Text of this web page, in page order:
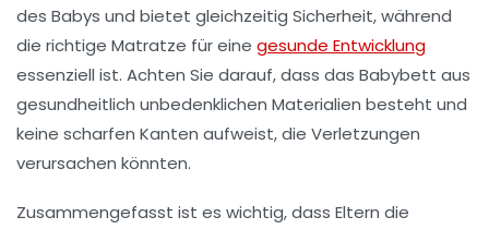
des Babys und bietet gleichzeitig Sicherheit, während
die richtige Matratze für eine gesunde Entwicklung
essenziell ist. Achten Sie darauf, dass das Babybett aus
gesundheitlich unbedenklichen Materialien besteht und
keine scharfen Kanten aufweist, die Verletzungen
verursachen könnten.
Zusammengefasst ist es wichtig, dass Eltern die